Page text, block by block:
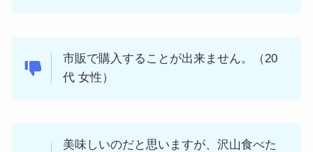
市販で購入することが出来ません。（20
代 女性）
美味しいのだと思いますが、沢山食べた